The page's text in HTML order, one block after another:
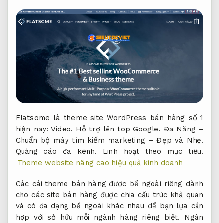
Flatsome là theme site WordPress bán hàng số 1
hiện nay:Video. Hỗ trợ lên top Google. Đa Năng –
Chuẩn bộ máy tìm kiếm marketing – Đẹp và Nhẹ.
Quảng cáo đa kênh.
Linh hoạt theo mục tiêu.
Theme website nâng cao hiệu quả kinh doanh
Các cái theme bán hàng được bề ngoài riêng dành
cho các site bán hàng được chia cấu trúc khả quan
và có đa dạng bề ngoài khác nhau để bạn lựa cần
hợp với sở hữu mỗi ngành hàng riêng biệt. Ngân